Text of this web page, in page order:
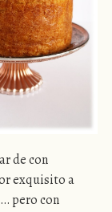
de con
exquisito a
pero con